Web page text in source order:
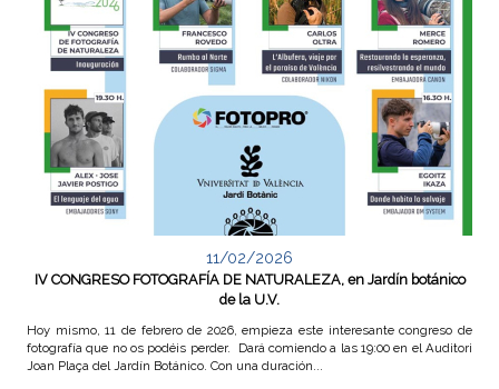
11/02/2026
IV CONGRESO FOTOGRAFÍA DE NATURALEZA, en Jardín botánico
de la U.V.
Hoy mismo, 11 de febrero de 2026, empieza este interesante congreso de
fotografía que no os podéis perder. Dará comiendo a las 19:00 en el Auditori
Joan Plaça del Jardín Botánico. Con una duración...